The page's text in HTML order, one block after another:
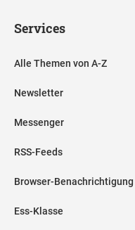
Services
Alle Themen von A-Z
Newsletter
Messenger
RSS-Feeds
Browser-Benachrichtigung
Ess-Klasse